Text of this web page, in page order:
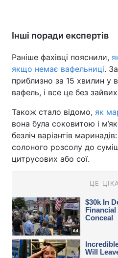
Інші поради експертів
Раніше фахівці пояснили,
якщо немає вафельниці.
приблизно за 15 хвилин у
вафель, і все це без
Також стало відомо, як
вона була соковитою і
безліч варіантів
солоного розсолу до
цитрусових або сої.